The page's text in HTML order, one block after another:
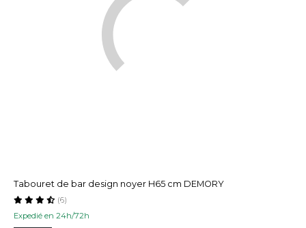
Tabouret de bar design noyer H65 cm DEMORY
Expedié en 24h/72h
(6)